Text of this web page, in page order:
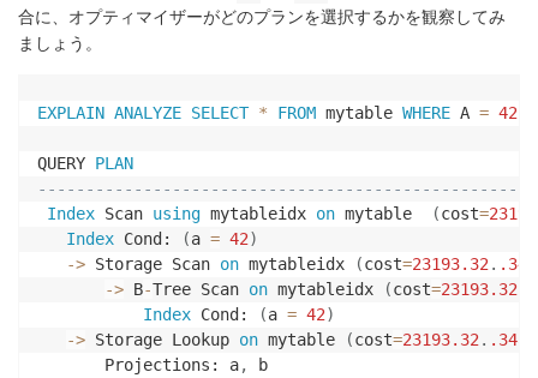
合に、オプティマイザーがどのプランを選択するかを観察してみ
ましょう。
EXPLAIN ANALYZE SELECT * FROM mytable WHERE A = 42
QUERY PLAN
Index Scan using mytableidx on mytable (cost=
Index Cond: (a = 42)
-> Storage Scan on mytableidx (cost=23193.32 .
-> B-Tree Scan on mytableidx (cost=23193.32
Index Cond: (a = 42)
-> Storage Lookup on mytable (cost=23193.32 .
       Projections: a
,
b